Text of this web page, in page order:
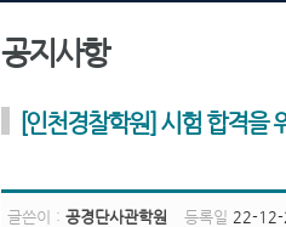
공지사항
[인천경찰학원] 시험 합격을
글쓴이 : 공경단사관학원 등록일 22-